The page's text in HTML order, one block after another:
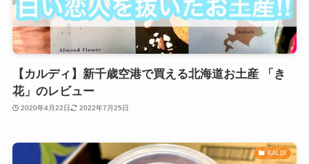
【カルディ】新千歳空港で買える北海道お土産 「き
花」のレビュー
2020年4月22日 2022年7月25日
KALDI